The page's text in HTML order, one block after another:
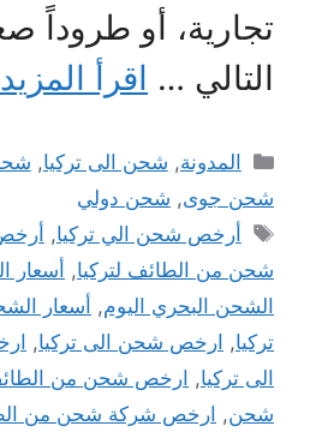
تجارية، أو طروداً
التالي … اقرأ المزيد
التصنيفات
المدونة, شحن الى تركيا,
شحن جوى, شحن دولي
الوسوم
أرخص شحن الي تركيا,
شحن من الطائف لتركيا, أسعار
الشحن البحري اليوم, أسعار
تركيا, ارخص شحن الى تركيا,
الى تركيا, ارخص شحن من
شحن, ارخص شركة شحن من